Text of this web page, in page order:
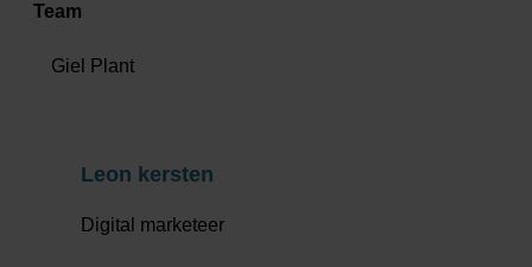
Team
Giel Plant
Leon kersten
Digital marketeer